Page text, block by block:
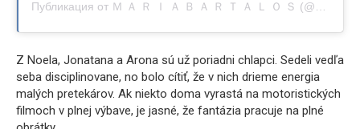
Публикация от Ｍ Ａ Ｒ Ｉ Ａ Ｂ Ａ Ｒ Ｔ Ａ Ｌ Ｏ Ｓ (@maria.bartalos)
Z Noela, Jonatana a Arona sú už poriadni chlapci. Sedeli vedľa
seba disciplinovane, no bolo cítiť, že v nich drieme energia
malých pretekárov. Ak niekto doma vyrastá na motoristických
filmoch v plnej výbave, je jasné, že fantázia pracuje na plné